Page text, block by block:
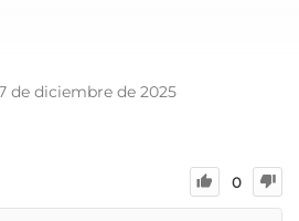
de diciembre de 2025
0